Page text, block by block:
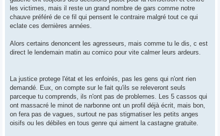
les victimes, mais il reste un grand nombre de gars comme notre
chauve préféré de ce fil qui pensent le contraire malgré tout ce qui
eclate ces dernières années.
Alors certains denoncent les agresseurs, mais comme tu le dis, c est
direct le lendemain matin au comico pour vite calmer leurs ardeurs.
La justice protege l'état et les enfoirés, pas les gens qui n'ont rien
demandé. Eux, on compte sur le fait qu'ils se releveront seuls
parceque tu comprends, ils n'ont pas de problemes. Les 5 cassos qui
ont massacré le minot de narbonne ont un profil déjà écrit, mais bon,
on fera pas de vagues, surtout ne pas stigmatiser les petits anges
oisifs ou les débiles en tous genre qui aiment la castagne gratuite.